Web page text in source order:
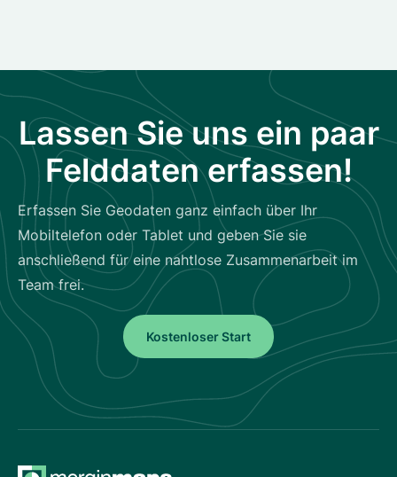
Lassen Sie uns ein paar
Felddaten erfassen!
Erfassen Sie Geodaten ganz einfach über Ihr
Mobiltelefon oder Tablet und geben Sie sie
anschließend für eine nahtlose Zusammenarbeit im
Team frei.
Kostenloser Start